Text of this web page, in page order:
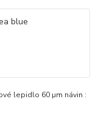
lepidlo 60 µm návin :